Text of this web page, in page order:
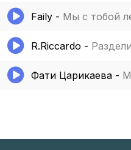
Faily - Мы с тобой
R.Riccardo -
Фати Царикаева -